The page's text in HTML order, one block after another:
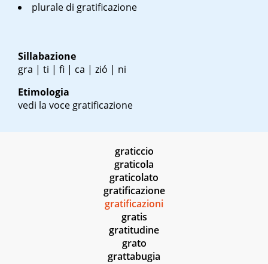
plurale di gratificazione
Sillabazione
gra | ti | fi | ca | zió | ni
Etimologia
vedi la voce gratificazione
graticcio
graticola
graticolato
gratificazione
gratificazioni
gratis
gratitudine
grato
grattabugia